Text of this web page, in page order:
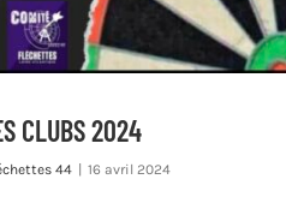
CLUBS 2024
44 | 16 avril 2024